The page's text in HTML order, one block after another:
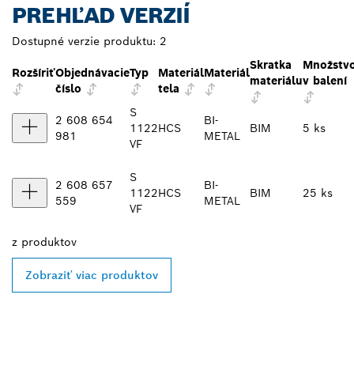
PREHĽAD VERZIÍ
Dostupné verzie produktu: 2
RozšíriťObjednávacie
číslo
Typ
Materiál
tela
Materiál
Skratka
materiáluv balení
2 608 654
981
S
1122
VF
HCS
BI-
METAL
BIM 5 ks
2 608 657
559
S
1122
VF
HCS
BI-
METAL
BIM 25 ks
z produktov
Zobraziť viac produktov